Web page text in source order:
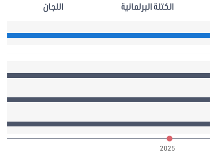
الكتلة البرلمانية اللجان
2025